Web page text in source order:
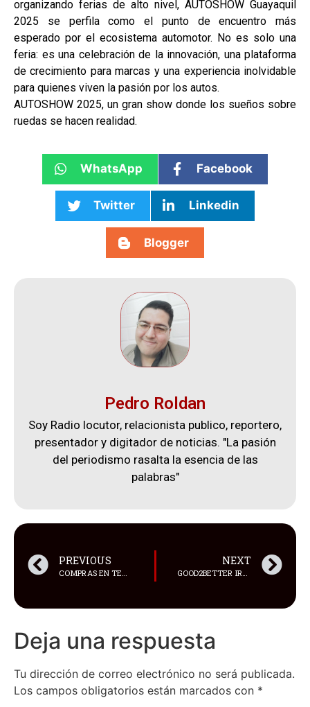
organizando ferias de alto nivel, AUTOSHOW Guayaquil
2025 se perfila como el punto de encuentro más
esperado por el ecosistema automotor. No es solo una
feria: es una celebración de la innovación, una plataforma
de crecimiento para marcas y una experiencia inolvidable
para quienes viven la pasión por los autos.
AUTOSHOW 2025, un gran show donde los sueños sobre
ruedas se hacen realidad.
WhatsApp Facebook
Twitter Linkedin
Blogger
Pedro Roldan
Soy Radio locutor, relacionista publico, reportero,
presentador y digitador de noticias. "La pasión
del periodismo rasalta la esencia de las
palabras"
PREVIOUS NEXT
Deja una respuesta
Tu dirección de correo electrónico no será publicada.
Los campos obligatorios están marcados con *